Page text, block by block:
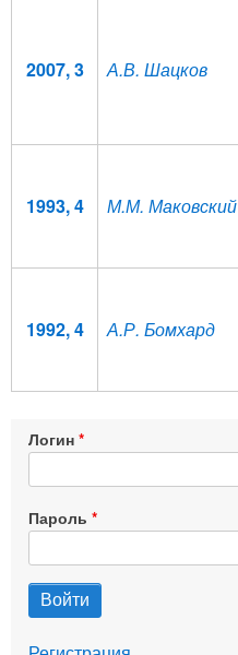
2007, 3 А.В. Шацков
1993, 4 М.М. Маковский
1992, 4 А.Р. Бомхард
Логин
Пароль